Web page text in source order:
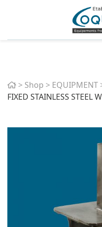
Home
> Shop > EQUIPMENT
FIXED STAINLESS STEEL